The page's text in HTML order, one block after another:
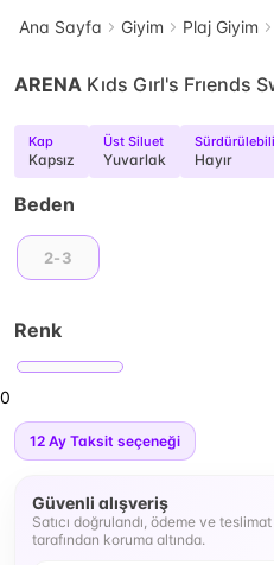
Ana Sayfa Giyim Plaj Giyim
ARENA Kıds Gırl's Frıends
Kap
Kapsız
Üst Siluet
Yuvarlak Hayır
Beden
2-3
Renk
0
12 Ay Taksit seçeneği
Güvenli alışveriş
Satıcı doğrulandı, ödeme ve
tarafından koruma altında.